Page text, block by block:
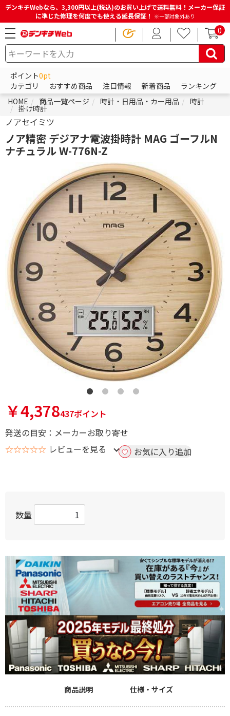
デンキチWebなら、3,300円以上(税込)のお買い上げで送料無料！メーカー保証
に準じた修理を何度でも使える延長保証！ ※一部対象外あり
0
ポイント0pt
カテゴリ
おすすめ商品 注目情報 新着商品
ランキング
HOME
商品一覧ページ 時計・日用品・カー用品 時計
掛け時計
ノアセイミツ
ノア精密 デジアナ電波掛時計 MAG ゴーフルN
ナチュラル W-776N-Z
￥4,378437ポイント
発送の目安：メーカーお取り寄せ
☆☆☆☆☆ レビューを見る お気に入り追加
数量
商品説明 仕様・サイズ